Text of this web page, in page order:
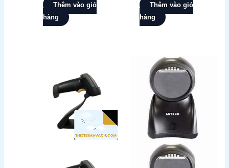
Thêm vào giỏ
hàng
Thêm vào giỏ
hàng